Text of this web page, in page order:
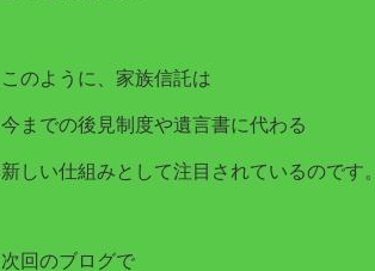
このように、家族信託は
今までの後見制度や遺言書に代わる
新しい仕組みとして注目されているのです。
次回のブログで